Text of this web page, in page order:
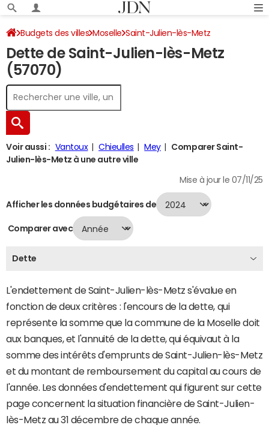
Budgets des villes Moselle Saint-Julien-lès-Metz
Dette au 31/12/2024
Dette de Saint-Julien-lès-Metz
(57070)
Voir aussi : Vantoux Chieulles Mey
Comparer Saint-
Julien-lès-Metz à une autre ville
Mise à jour le 07/11/25
Afficher les données budgétaires de
Comparer avec
Dette
L'endettement de Saint-Julien-lès-Metz s'évalue en
fonction de deux critères : l'encours de la dette, qui
représente la somme que la commune de la Moselle doit
aux banques, et l'annuité de la dette, qui équivaut à la
somme des intérêts d'emprunts de Saint-Julien-lès-Metz
et du montant de remboursement du capital au cours de
l'année. Les données d'endettement qui figurent sur cette
page concernent la situation financière de Saint-Julien-
lès-Metz au 31 décembre de chaque année.